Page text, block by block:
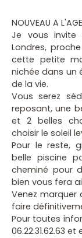
NOUVEAU A
Je vous invite
Londres,
cette petite
nichée dans un
de la vie.
Vous serez
reposant, une
et 2 belles
choisir le soleil
Pour le reste,
belle piscine
cheminé pour
bien vous fera
Venez marquer
faire
Pour toutes
06.22.31.62.63